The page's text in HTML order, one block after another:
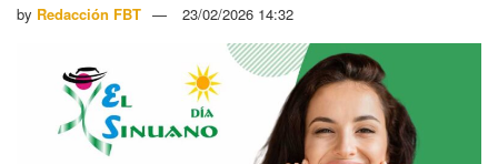
by Redacción FBT 23/02/2026 14:32